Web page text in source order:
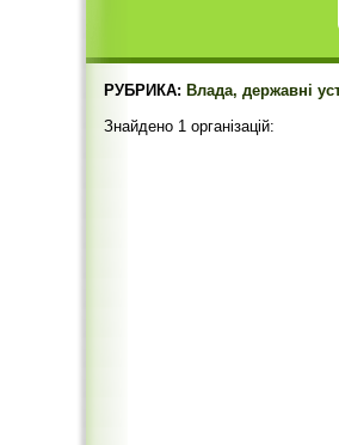
РУБРИКА: Влада, державні
Знайдено 1 організацій: